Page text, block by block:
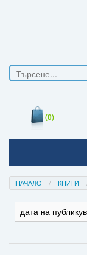
(0)
Начало
Печатни книги
НАЧАЛО КНИГИ